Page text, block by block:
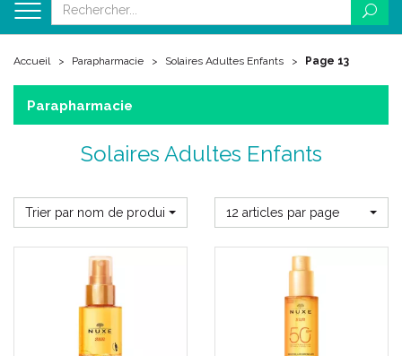
Accueil Parapharmacie Solaires Adultes Enfants Page 13
Parapharmacie
Solaires Adultes Enfants
Trier par nom de produit 12 articles par page